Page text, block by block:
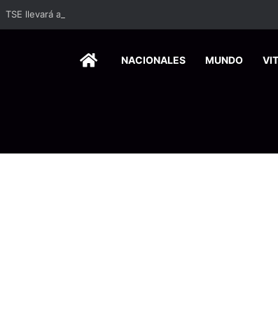
TSE llevará a universitarios herramientas para enfrentar la
HOMENACIONALES MUNDO